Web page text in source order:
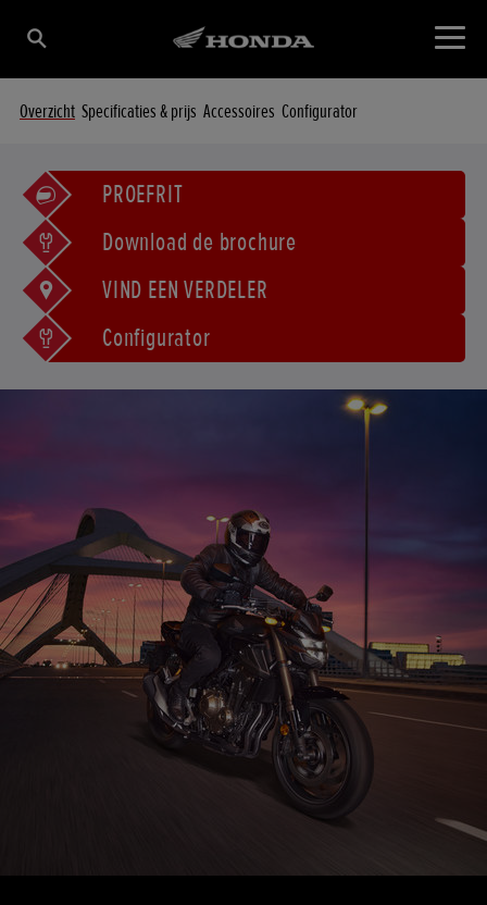
Overzicht Specificaties & prijs Accessoires Configurator
PROEFRIT
Download de brochure
VIND EEN VERDELER
Configurator